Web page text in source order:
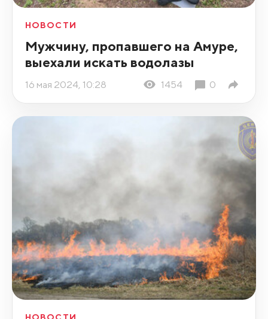
НОВОСТИ
Мужчину, пропавшего на Амуре,
выехали искать водолазы
16 мая 2024, 10:28 1454 0